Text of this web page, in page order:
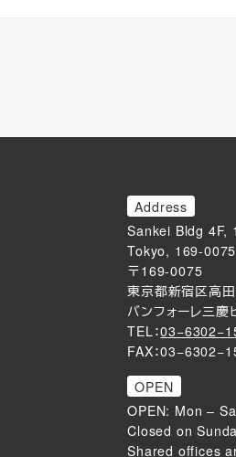
Address
Sankei Bldg 4F,
Tokyo, 169-0075
〒169-0075
東京都新宿区高田
バンフォーレ三慶
TEL：
FAX：
OPEN
OPEN: Mon –
Closed on
Shared offices